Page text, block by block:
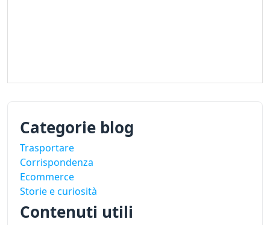
Categorie blog
Trasportare
Corrispondenza
Ecommerce
Storie e curiosità
Contenuti utili